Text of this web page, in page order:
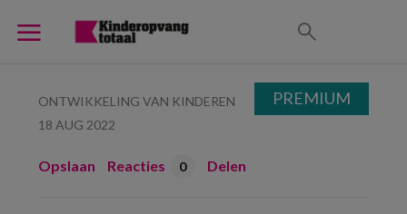
ONTWIKKELING VAN KINDEREN
18 AUG 2022
Opslaan Reacties 0 Delen
PREMIUM